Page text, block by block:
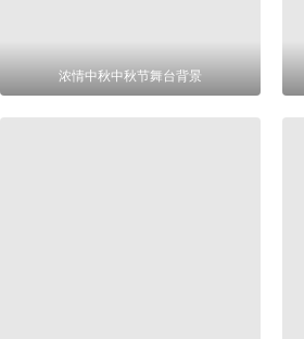
浓情中秋中秋节舞台背景